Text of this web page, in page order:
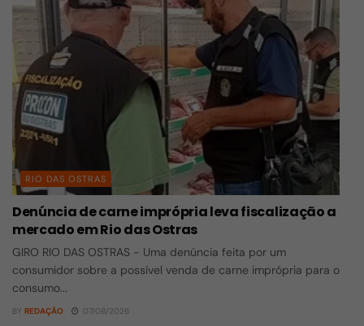
RIO DAS OSTRAS
Denúncia de carne imprópria leva fiscalização a
mercado em Rio das Ostras
GIRO RIO DAS OSTRAS - Uma denúncia feita por um
consumidor sobre a possível venda de carne imprópria para o
consumo...
BY REDAÇÃO 07/08/2026